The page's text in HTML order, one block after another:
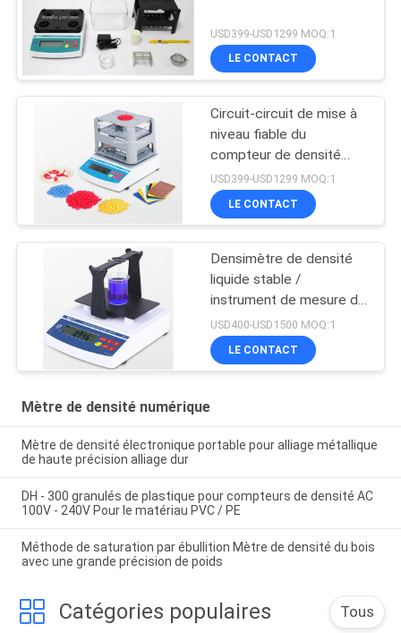
USD399-USD1299 MOQ:1
LE CONTACT
Circuit-circuit de mise à
niveau fiable du
compteur de densité
solide avec fil de
connexion de données
USD399-USD1299 MOQ:1
LE CONTACT
Densimètre de densité
liquide stable /
instrument de mesure de
la concentration pour
liquide alcalin fortement
acide
USD400-USD1500 MOQ:1
LE CONTACT
Mètre de densité numérique
Mètre de densité électronique portable pour alliage métallique
de haute précision alliage dur
DH - 300 granulés de plastique pour compteurs de densité AC
100V - 240V Pour le matériau PVC / PE
Méthode de saturation par ébullition Mètre de densité du bois
avec une grande précision de poids
Catégories populaires Tous